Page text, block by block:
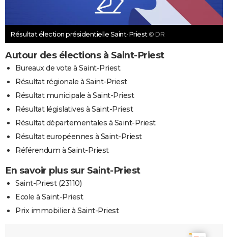
Résultat élection présidentielle Saint-Priest © DR
Autour des élections à Saint-Priest
Bureaux de vote à Saint-Priest
Résultat régionale à Saint-Priest
Résultat municipale à Saint-Priest
Résultat législatives à Saint-Priest
Résultat départementales à Saint-Priest
Résultat européennes à Saint-Priest
Référendum à Saint-Priest
En savoir plus sur Saint-Priest
Saint-Priest (23110)
Ecole à Saint-Priest
Prix immobilier à Saint-Priest